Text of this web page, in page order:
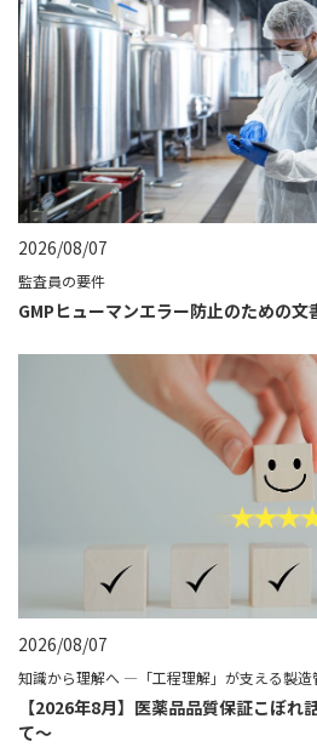
2026/08/07
監査員の要件
GMPヒューマンエラー防止のための文
2026/08/07
知識から理解へ ―「工程理解」が支える製
【2026年8月】医薬品品質保証こぼ
て～